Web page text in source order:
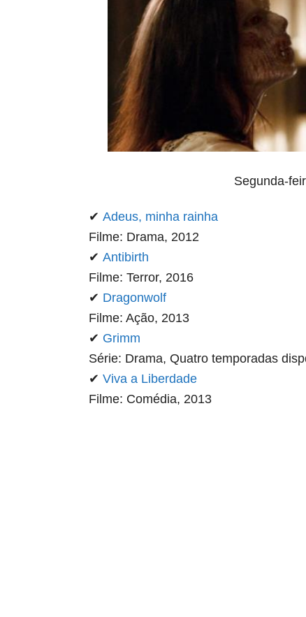
Segunda-
✔ Adeus, minha rainha
Filme: Drama, 2012
✔ Antibirth
Filme: Terror, 2016
✔ Dragonwolf
Filme: Ação, 2013
✔ Grimm
Série: Drama, Quatro temporadas
✔ Viva a Liberdade
Filme: Comédia, 2013